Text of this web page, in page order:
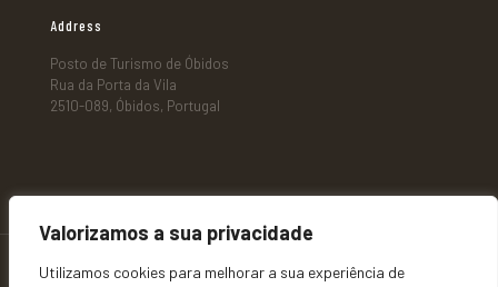
Valorizamos a sua privacidade
Utilizamos cookies para melhorar a sua experiência de
Address
Posto de Turismo de Óbidos
Rua da Porta da Vila
2510-089, Óbidos, Portugal